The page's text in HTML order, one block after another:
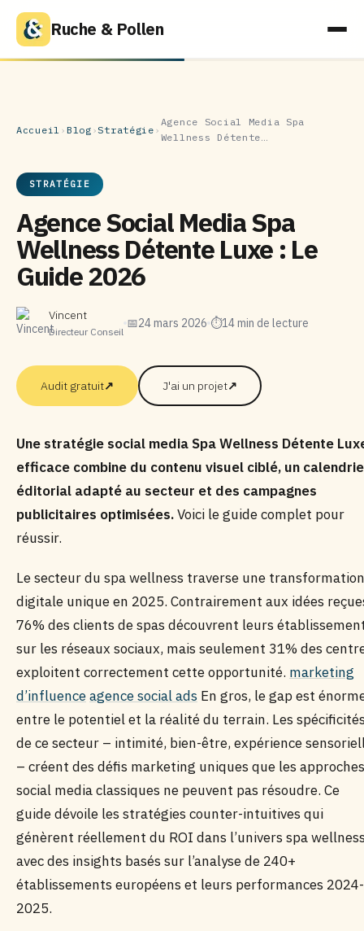
Ruche & Pollen
Accueil › Blog ›Stratégie ›
Agence Social Media Spa
Wellness Détente…
STRATÉGIE
Agence Social Media Spa
Wellness Détente Luxe : Le
Guide 2026
Vincent
Directeur Conseil
📅24 mars 2026 ⏱14 min de lecture
Audit gratuit↗ J'ai un projet↗
Une stratégie social media Spa Wellness Détente
efficace combine du contenu visuel ciblé, un
éditorial adapté au secteur et des campagnes
publicitaires optimisées.Voici le guide complet pour
réussir.
Le secteur du spa wellness traverse une transformation
digitale unique en 2025. Contrairement aux idées
76% des clients de spas découvrent leurs
sur les réseaux sociaux, mais seulement 31% des
exploitent correctement cette opportunité. marketing
d’influenceagence social ads En gros, le gap est
entre le potentiel et la réalité du terrain. Les
de ce secteur – intimité, bien-être, expérience
– créent des défis marketing uniques que les approches
social media classiques ne peuvent pas résoudre. Ce
guide dévoile les stratégies counter-intuitives qui
génèrent réellement du ROI dans l’univers spa
avec des insights basés sur l’analyse de 240+
établissements européens et leurs performances 2024-
2025.